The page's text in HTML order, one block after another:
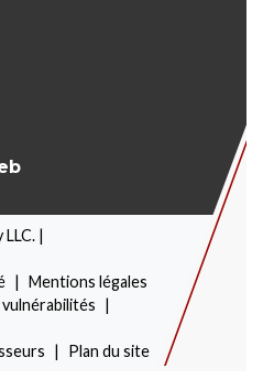
|
| Mentions légales
|
| Plan du site